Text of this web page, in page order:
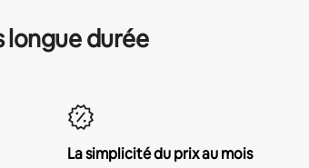
longue durée
La simplicité du prix au mois